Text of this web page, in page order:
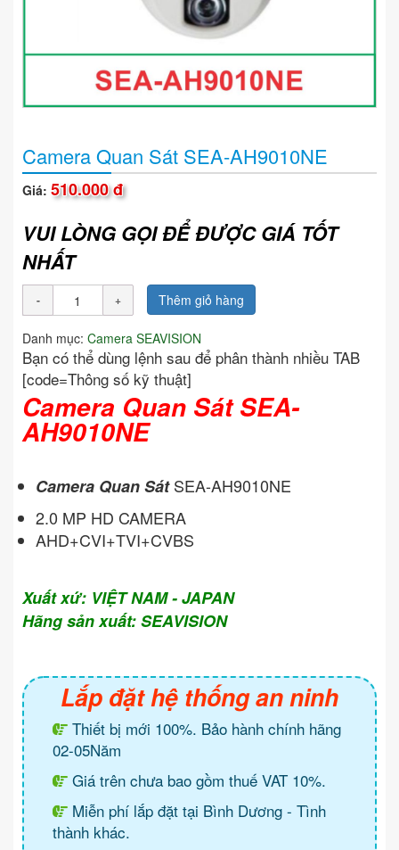
Camera Quan Sát SEA-AH9010NE
Giá: 510.000 đ
VUI LÒNG GỌI ĐỂ ĐƯỢC GIÁ TỐT
NHẤT
Thêm giỏ hàng
Danh mục: Camera SEAVISION
Bạn có thể dùng lệnh sau để phân thành nhiều TAB
[code=Thông số kỹ thuật]
Camera Quan Sát SEA-
AH9010NE
Camera Quan SátSEA-AH9010NE
2.0 MP HD CAMERA
AHD+CVI+TVI+CVBS
Xuất xứ: VIỆT NAM - JAPAN
Hãng sản xuất: SEAVISION
Lắp đặt hệ thống an ninh
Thiết bị mới 100%. Bảo hành chính hãng
02-05Năm
Giá trên chưa bao gồm thuế VAT 10%.
Miễn phí lắp đặt tại Bình Dương - Tình
thành khác.